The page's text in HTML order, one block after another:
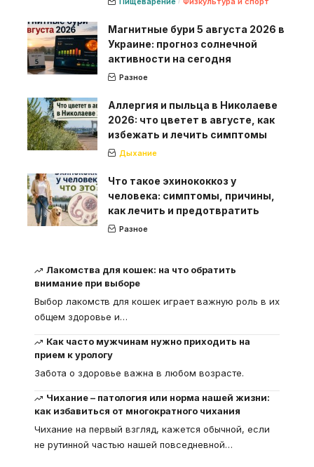
Магнитные бури 5 августа 2026 в
Украине: прогноз солнечной
активности на сегодня
Разное
Аллергия и пыльца в Николаеве
2026: что цветет в августе, как
избежать и лечить симптомы
Дыхание
Что такое эхинококкоз у
человека: симптомы, причины,
как лечить и предотвратить
Разное
Лакомства для кошек: на что обратить
внимание при выборе
Выбор лакомств для кошек играет важную роль в их
общем здоровье и…
Как часто мужчинам нужно приходить на
прием к урологу
Забота о здоровье важна в любом возрасте.
Чихание – патология или норма нашей жизни:
как избавиться от многократного чихания
Чихание на первый взгляд, кажется обычной, если
не рутинной частью нашей повседневной…